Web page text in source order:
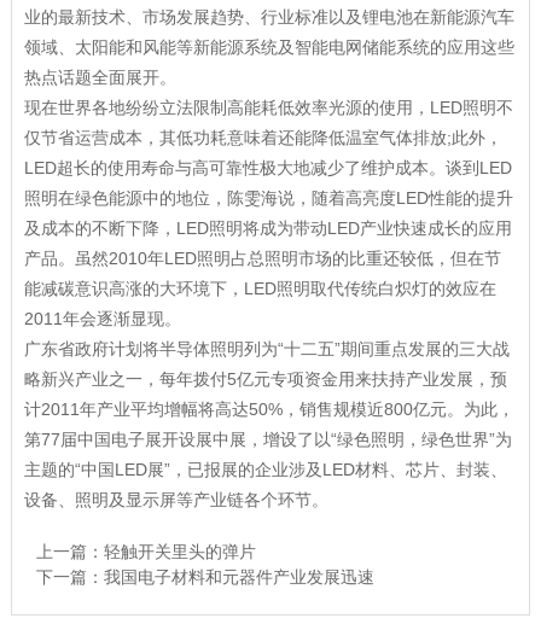
业的最新技术、市场发展趋势、行业标准以及锂电池在新能源汽车
领域、太阳能和风能等新能源系统及智能电网储能系统的应用这些
热点话题全面展开。
现在世界各地纷纷立法限制高能耗低效率光源的使用，LED照明不
仅节省运营成本，其低功耗意味着还能降低温室气体排放;此外，
LED超长的使用寿命与高可靠性极大地减少了维护成本。谈到LED
照明在绿色能源中的地位，陈雯海说，随着高亮度LED性能的提升
及成本的不断下降，LED照明将成为带动LED产业快速成长的应用
产品。虽然2010年LED照明占总照明市场的比重还较低，但在节
能减碳意识高涨的大环境下，LED照明取代传统白炽灯的效应在
2011年会逐渐显现。
广东省政府计划将半导体照明列为“十二五”期间重点发展的三大战
略新兴产业之一，每年拨付5亿元专项资金用来扶持产业发展，预
计2011年产业平均增幅将高达50%，销售规模近800亿元。为此，
第77届中国电子展开设展中展，增设了以“绿色照明，绿色世界”为
主题的“中国LED展”，已报展的企业涉及LED材料、芯片、封装、
设备、照明及显示屏等产业链各个环节。
上一篇： 轻触开关里头的弹片
下一篇： 我国电子材料和元器件产业发展迅速